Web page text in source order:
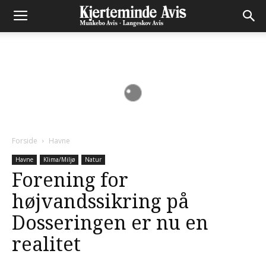
Forside Havne
Havne Klima/Miljø Natur
Forening for
højvandssikring på
Dosseringen er nu en
realitet